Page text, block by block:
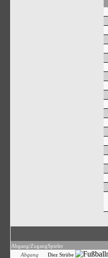
Abgang/ZugangSpieler
Abgang
Diez Strübe